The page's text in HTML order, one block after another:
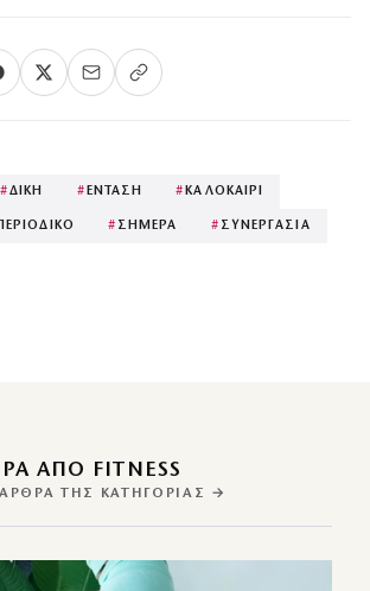
#ΔΙΚΗ # ΕΝΤΑΣΗ # ΚΑΛΟΚΑΙΡΙ
ΠΕΡΙΟΔΙΚΟ # ΣΗΜΕΡΑ # ΣΥΝΕΡΓΑΣΙΑ
ΑΠΌ FITNESS
ΤΗΣ ΚΑΤΗΓΟΡΊΑΣ →